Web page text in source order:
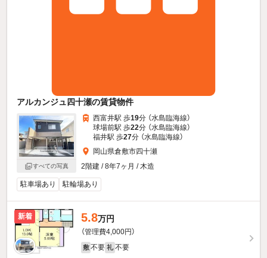
アルカンジュ四十瀬の賃貸物件
すべての写真
西富井駅 歩19分 （水島臨海線）
球場前駅 歩22分 （水島臨海線）
福井駅 歩27分 （水島臨海線）
岡山県倉敷市四十瀬
2階建 / 8年7ヶ月 / 木造
駐車場あり 駐輪場あり
新着 5.8万円
（管理費4,000円）
敷 不要 礼 不要